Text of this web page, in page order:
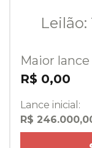
Leilão:
Maior
R$ 0,00
Lance inicial:
R$